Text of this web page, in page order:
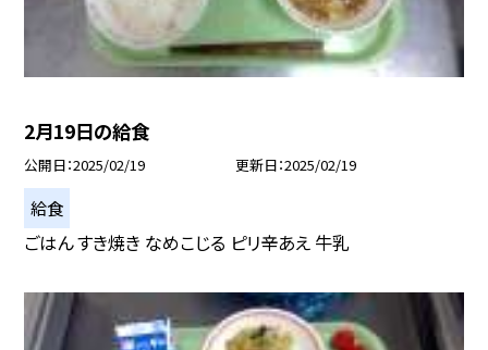
2月19日の給食
公開日 2025/02/19 更新日 2025/02/19
給食
ごはん すき焼き なめこじる ピリ辛あえ 牛乳